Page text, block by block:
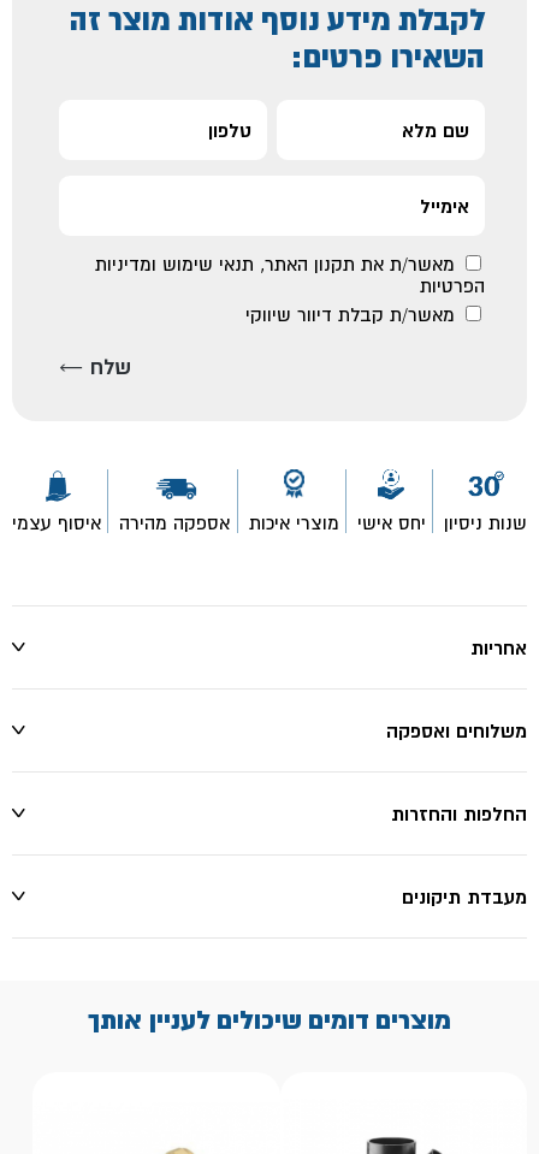
לקבלת מידע נוסף אודות מוצר זה
השאירו פרטים:
מאשר/ת את תקנון האתר, תנאי שימוש ומדיניות
הפרטיות
מאשר/ת קבלת דיוור שיווקי
שנות ניסיון יחס אישי מוצרי איכות אספקה מהירה איסוף עצמי
אחריות
משלוחים ואספקה
החלפות והחזרות
מעבדת תיקונים
מוצרים דומים שיכולים לעניין אותך